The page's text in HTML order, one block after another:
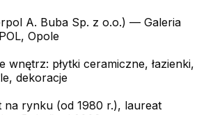
A. Buba Sp. z o.o.) — Galeria
Opole
wnętrz: płytki ceramiczne, łazienki,
dekoracje
na rynku (od 1980 r.), laureat